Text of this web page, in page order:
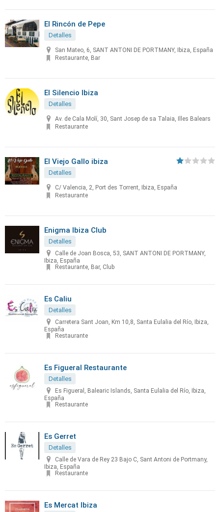
El Rincón de Pepe
Detalles
San Mateo, 6, SANT ANTONI DE PORTMANY, Ibiza, España
Restaurante, Bar
El Silencio Ibiza
Detalles
Av. de Cala Molí, 30, Sant Josep de sa Talaia, Illes Balears
Restaurante
El Viejo Gallo ibiza
Detalles
C/ Valencia, 2, Port des Torrent, Ibiza, España
Restaurante
Enigma Ibiza Club
Detalles
Calle de Joan Bosca, 53, SANT ANTONI DE PORTMANY,
Ibiza, España
Restaurante, Bar, Club
Es Caliu
Detalles
Carretera Sant Joan, Km 10,8, Santa Eulalia del Río, Ibiza,
España
Restaurante
Es Figueral Restaurante
Detalles
Es Figueral, Balearic Islands, Santa Eulalia del Río, Ibiza,
España
Restaurante
Es Gerret
Detalles
Calle de Vara de Rey 23 Bajo C, Sant Antoni de Portmany,
Ibiza, España
Restaurante
Es Mercat Ibiza